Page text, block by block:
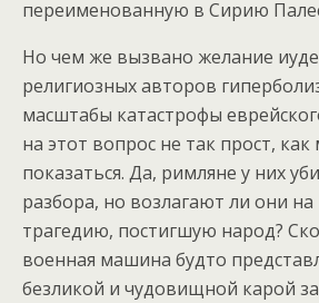
переименованную в Сирию
Но чем же вызвано желание
религиозных авторов
масштабы катастрофы
на этот вопрос не так прост,
показаться. Да, римляне у них
разбора, но возлагают ли они на
трагедию, постигшую народ?
военная машина будто
безликой и чудовищной карой